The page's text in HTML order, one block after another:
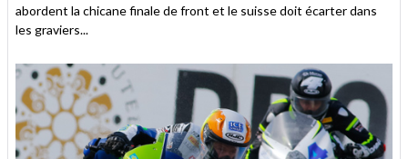
abordent la chicane finale de front et le suisse doit écarter dans
les graviers...